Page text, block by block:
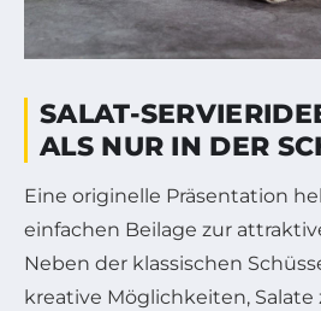
SALAT-
ALS NUR IN DER
Eine originelle Präsentation
einfachen Beilage zur
Neben der klassischen
kreative Möglichkeiten, Salate